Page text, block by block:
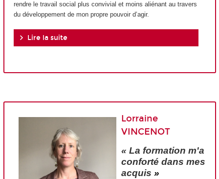
rendre le travail social plus convivial et moins aliénant au travers
du développement de mon propre pouvoir d’agir.
Lire la suite
Lorraine
VINCENOT
« La formation m'a
conforté dans mes
acquis »